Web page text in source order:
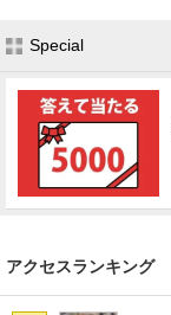
Special
アクセスランキング